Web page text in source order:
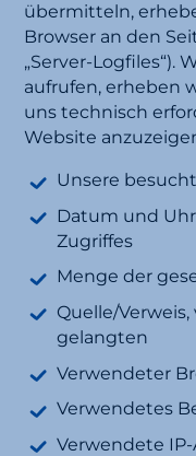
übermitteln,
Browser an den
„Server-Logfiles“).
aufrufen, erheben
uns technisch
Website
Unsere
Datum und
Zugriffes
Menge der
Quelle/
gelangten
Verwendeter
Verwendetes
Verwendete IP-